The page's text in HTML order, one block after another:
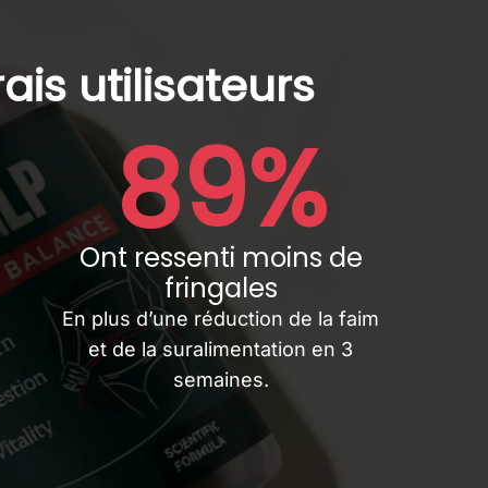
utilisateurs
89%
Ont ressenti moins de
fringales
En plus d’une réduction de la faim
et de la suralimentation en 3
semaines.